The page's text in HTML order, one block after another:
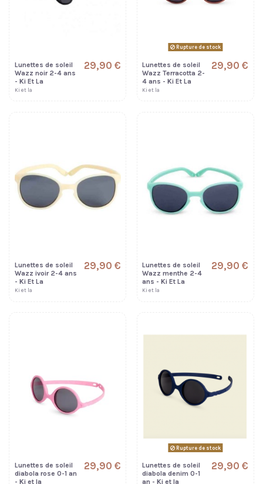
Lunettes de soleil
Wazz noir 2-4 ans
- Ki Et La
Ki et la
29,90 €
Rupture de stock
Lunettes de soleil
Wazz Terracotta 2-
4 ans - Ki Et La
Ki et la
29,90 €
Lunettes de soleil
Wazz ivoir 2-4 ans
- Ki Et La
Ki et la
29,90 €
Lunettes de soleil
Wazz menthe 2-4
ans - Ki Et La
Ki et la
29,90 €
Lunettes de soleil
diabola rose 0-1 an
- Ki et la
29,90 €
Rupture de stock
Lunettes de soleil
diabola denim 0-1
an - Ki et la
29,90 €